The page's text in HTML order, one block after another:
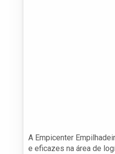
A Empicenter
e eficazes na área de